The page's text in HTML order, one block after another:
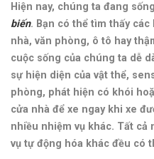
Hiện nay, chúng ta đang
biến. Bạn có thể tìm thấy
nhà, văn phòng, ô tô hay
cuộc sống của chúng ta dễ
sự hiện diện của vật thể,
phòng, phát hiện có khói
cửa nhà để xe ngay khi xe
nhiều nhiệm vụ khác. Tất cả
vụ tự động hóa khác đều có